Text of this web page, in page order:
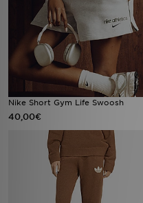
Nike Short Gym Life Swoosh
40,00€